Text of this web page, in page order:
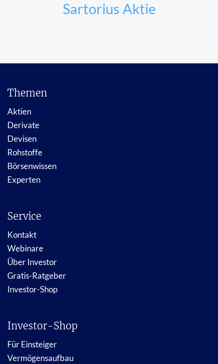
Sartorius Aktie
Themen
Aktien
Derivate
Devisen
Rohstoffe
Börsenwissen
Experten
Service
Kontakt
Webinare
Über Investor
Gratis-Ratgeber
Investor-Shop
Investor-Shop
Für Einsteiger
Vermögensaufbau